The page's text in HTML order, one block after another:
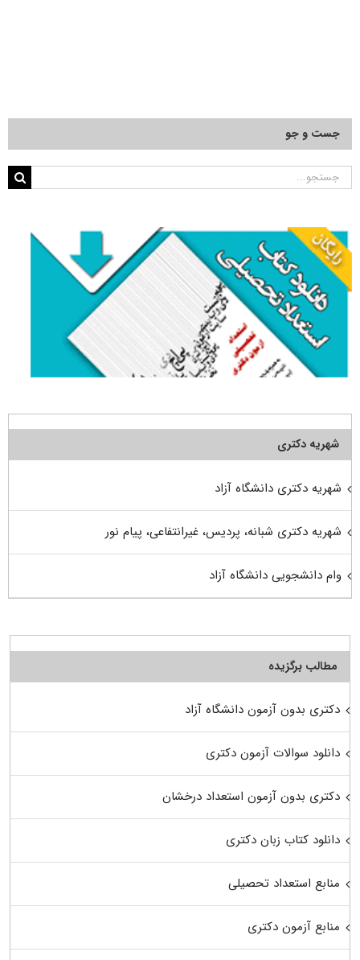
جست و جو
جستجو
شهریه دکتری
شهریه دکتری دانشگاه آزاد
شهریه دکتری شبانه، پردیس، غیرانتفاعی، پیام نور
وام دانشجویی دانشگاه آزاد
مطالب برگزیده
دکتری بدون آزمون دانشگاه آزاد
دانلود سوالات آزمون دکتری
دکتری بدون آزمون استعداد درخشان
دانلود کتاب زبان دکتری
منابع استعداد تحصیلی
منابع آزمون دکتری